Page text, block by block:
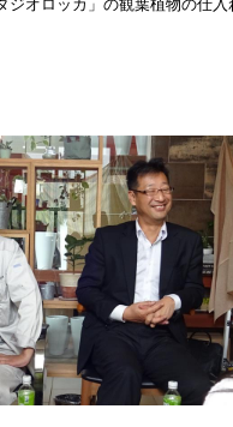
ジオロッカ」の観葉植物の仕入